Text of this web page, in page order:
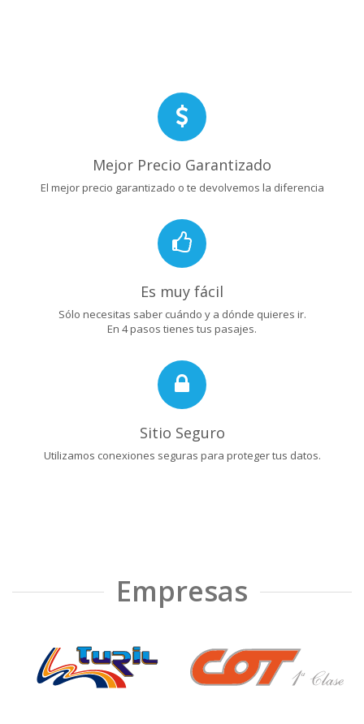
Mejor Precio Garantizado
El mejor precio garantizado o te devolvemos la diferencia
Es muy fácil
Sólo necesitas saber cuándo y a dónde quieres ir.
En 4 pasos tienes tus pasajes.
Sitio Seguro
Utilizamos conexiones seguras para proteger tus datos.
Empresas
❮ ❯